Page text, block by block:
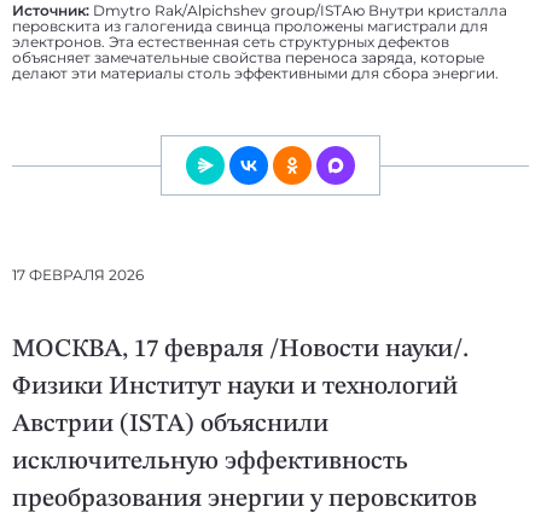
Источник: Dmytro Rak/Alpichshev group/ISTAю Внутри кристалла
перовскита из галогенида свинца проложены магистрали для
электронов. Эта естественная сеть структурных дефектов
объясняет замечательные свойства переноса заряда, которые
делают эти материалы столь эффективными для сбора энергии.
17 ФЕВРАЛЯ 2026
МОСКВА, 17 февраля /Новости науки/.
Физики Институт науки и технологий
Австрии (ISTA) объяснили
исключительную эффективность
преобразования энергии у перовскитов